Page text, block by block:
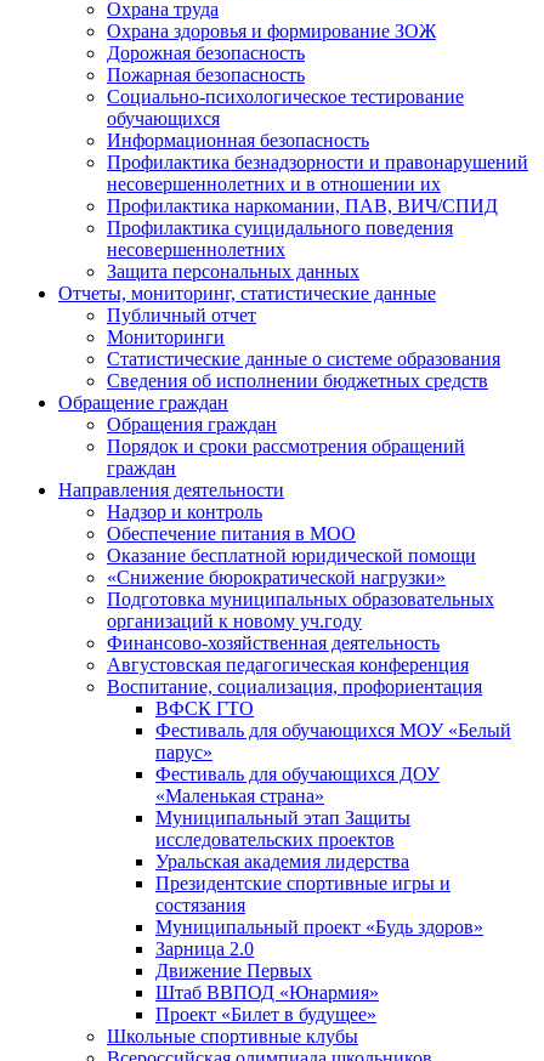
Охрана труда
Охрана здоровья и формирование ЗОЖ
Дорожная безопасность
Пожарная безопасность
Социально-психологическое тестирование
обучающихся
Информационная безопасность
Профилактика безнадзорности и правонарушений
несовершеннолетних и в отношении их
Профилактика наркомании, ПАВ, ВИЧ/СПИД
Профилактика суицидального поведения
несовершеннолетних
Защита персональных данных
Отчеты, мониторинг, статистические данные
Публичный отчет
Мониторинги
Статистические данные о системе образования
Сведения об исполнении бюджетных средств
Обращение граждан
Обращения граждан
Порядок и сроки рассмотрения обращений
граждан
Направления деятельности
Надзор и контроль
Обеспечение питания в МОО
Оказание бесплатной юридической помощи
«Снижение бюрократической нагрузки»
Подготовка муниципальных образовательных
организаций к новому уч.году
Финансово-хозяйственная деятельность
Августовская педагогическая конференция
Воспитание, социализация, профориентация
ВФСК ГТО
Фестиваль для обучающихся МОУ «Белый
парус»
Фестиваль для обучающихся ДОУ
«Маленькая страна»
Муниципальный этап Защиты
исследовательских проектов
Уральская академия лидерства
Президентские спортивные игры и
состязания
Муниципальный проект «Будь здоров»
Зарница 2.0
Движение Первых
Штаб ВВПОД «Юнармия»
Проект «Билет в будущее»
Школьные спортивные клубы